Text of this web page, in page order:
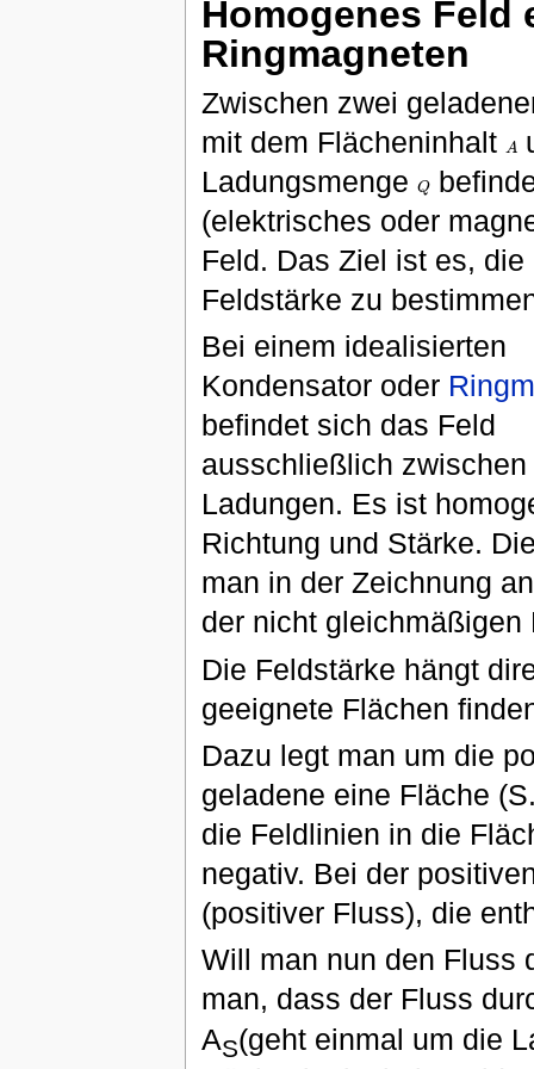
Homogenes Feld
Ringmagneten
Zwischen zwei
mit dem Flächeninhalt A
A
Ladungsmenge
Q
Q
(elektrisches oder
Feld. Das Ziel ist es, die
Feldstärke zu
Bei einem idealisierten
Kondensator oder
befindet sich das Feld
ausschließlich zwischen
Ladungen. Es ist
Richtung und Stärke.
man in der Zeichnung
der nicht gleichmäßigen
Die Feldstärke hängt
geeignete Flächen
Dazu legt man um die
geladene eine Fläche
die Feldlinien in die
negativ. Bei der
(positiver Fluss), die
Will man nun den Fluss
man, dass der Fluss
AS(geht einmal um die